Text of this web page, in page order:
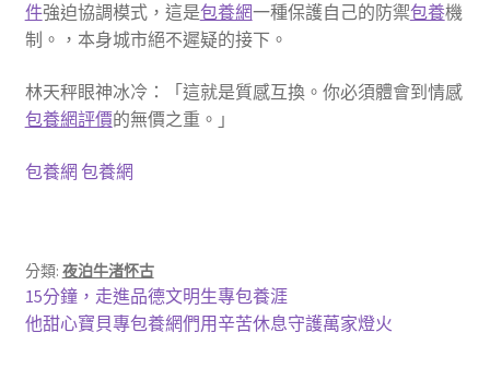
件強迫協調模式，這是包養網一種保護自己的防禦包養機
制。，本身城市絕不遲疑的接下。
林天秤眼神冰冷：「這就是質感互換。你必須體會到情感
包養網評價的無價之重。」
包養網 包養網
分類: 夜泊牛渚怀古
文
章
上
一
15分鐘，走進品德文明生專包養涯
下
他甜心寶貝專包養網們用辛苦休息守護萬家燈火